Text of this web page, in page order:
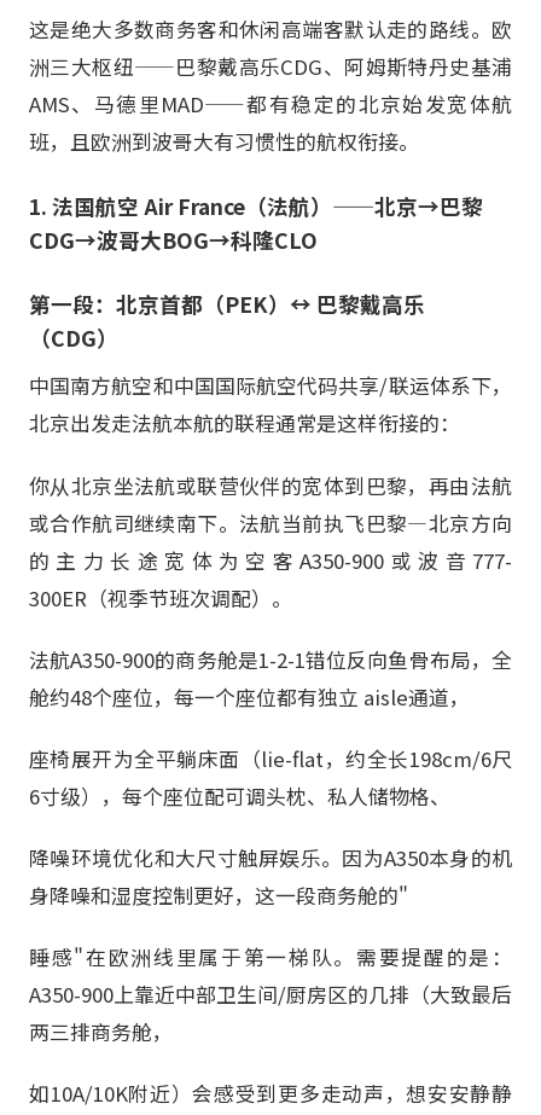
这是绝大多数商务客和休闲高端客默认走的路线。欧
洲三大枢纽——巴黎戴高乐CDG、阿姆斯特丹史基浦
AMS、马德里MAD——都有稳定的北京始发宽体航
班，且欧洲到波哥大有习惯性的航权衔接。
1. 法国航空 Air France（法航）——北京→巴黎
CDG→波哥大BOG→科隆CLO
第一段：北京首都（PEK）↔ 巴黎戴高乐
（CDG）
中国南方航空和中国国际航空代码共享/联运体系下，
北京出发走法航本航的联程通常是这样衔接的：
你从北京坐法航或联营伙伴的宽体到巴黎，再由法航
或合作航司继续南下。法航当前执飞巴黎—北京方向
的主力长途宽体为空客A350-900或波音777-
300ER（视季节班次调配）。
法航A350-900的商务舱是1-2-1错位反向鱼骨布局，全
舱约48个座位，每一个座位都有独立 aisle通道，
座椅展开为全平躺床面（lie-flat，约全长198cm/6尺
6寸级），每个座位配可调头枕、私人储物格、
降噪环境优化和大尺寸触屏娱乐。因为A350本身的机
身降噪和湿度控制更好，这一段商务舱的"
睡感"在欧洲线里属于第一梯队。需要提醒的是：
A350-900上靠近中部卫生间/厨房区的几排（大致最后
两三排商务舱，
如10A/10K附近）会感受到更多走动声，想安安静静